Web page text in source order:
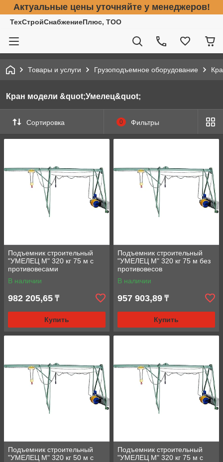
Актуальные цены уточняйте у менеджеров!
ТехСтройСнабжениеПлюс, ТОО
Товары и услуги Грузоподъемное оборудование
Кран модели &quot;Умелец&quot;
Сортировка 0 Фильтры
Подъемник строительный
"УМЕЛЕЦ М" 320 кг 75 м с
противовесами
В наличии
982 205,65 ₸
Купить
Подъемник строительный
"УМЕЛЕЦ М" 320 кг 75 м без
противовесов
В наличии
957 903,89 ₸
Купить
Подъемник строительный
"УМЕЛЕЦ М" 320 кг 50 м с
Подъемник строительный
"УМЕЛЕЦ М" 320 кг 75 м с